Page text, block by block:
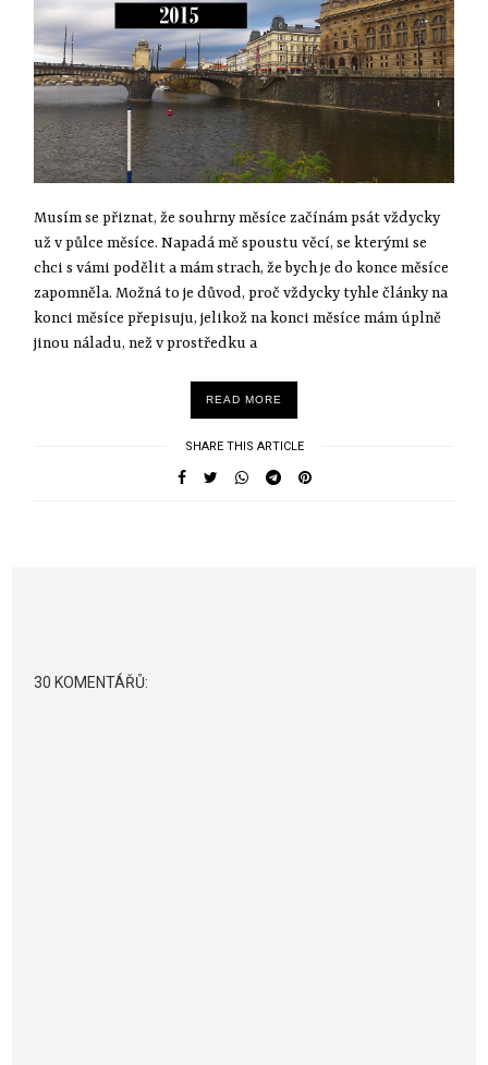
Musím se přiznat, že souhrny měsíce začínám psát vždycky
už v půlce měsíce. Napadá mě spoustu věcí, se kterými se
chci s vámi podělit a mám strach, že bych je do konce měsíce
zapomněla. Možná to je důvod, proč vždycky tyhle články na
konci měsíce přepisuju, jelikož na konci měsíce mám úplně
jinou náladu, než v prostředku a
READ MORE
SHARE THIS ARTICLE
30 KOMENTÁŘŮ: